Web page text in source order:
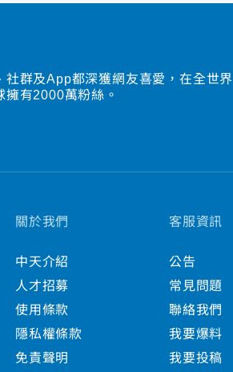
社群及App都深獲網友喜愛，在全世界
有2000萬粉絲。
關於我們
中天介紹
人才招募
使用條款
隱私權條款
免責聲明
客服資訊
公告
常見問題
聯絡我們
我要爆料
我要投稿